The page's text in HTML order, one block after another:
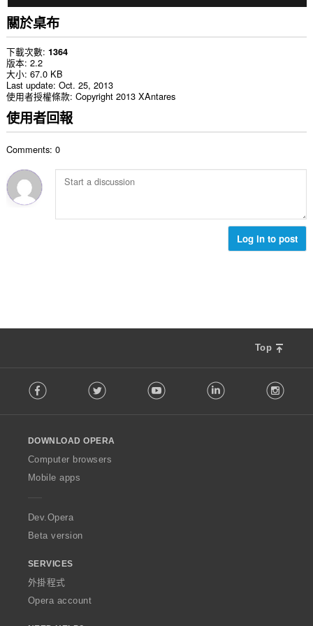
關於桌布
下載次數 1364
版本 2.2
大小 67.0 KB
Last update Oct. 25, 2013
使用者授權條款 Copyright 2013 XAntares
使用者回報
Comments: 0
Log in to post
Top
o
w
O
p
a
Facebook Twitter Youtube LinkedIn
DOWNLOAD OPERA
Computer browsers
Mobile apps
Dev.Opera
Beta version
SERVICES
外掛程式
Opera account